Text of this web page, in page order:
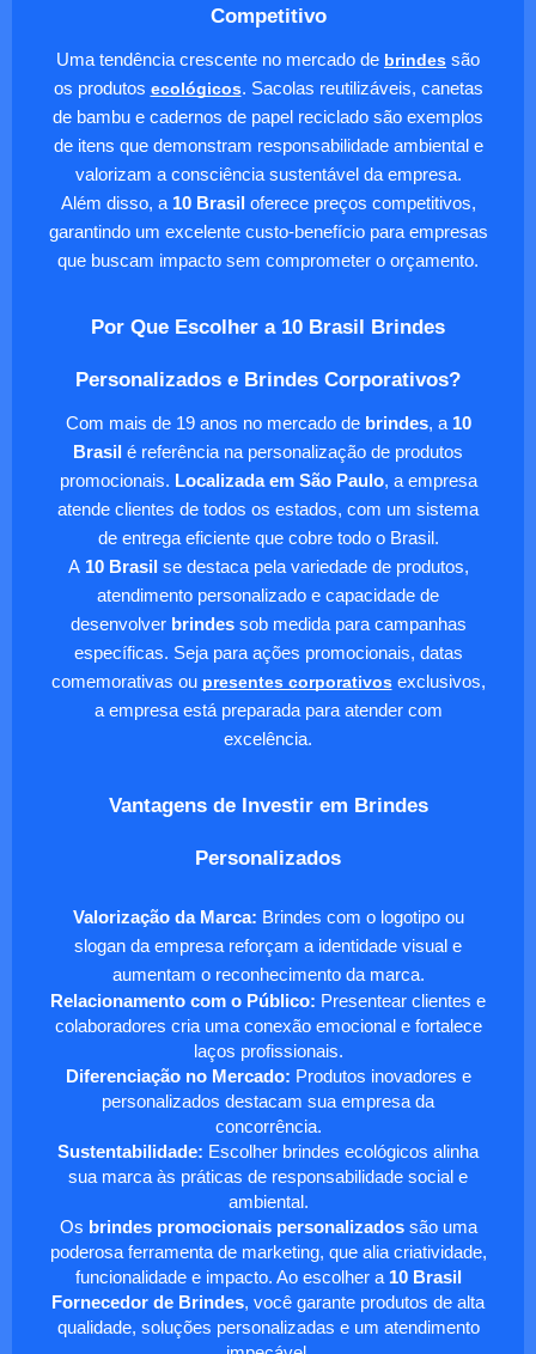
Competitivo
Uma tendência crescente no mercado de brindes são
os produtos ecológicos. Sacolas reutilizáveis, canetas
de bambu e cadernos de papel reciclado são exemplos
de itens que demonstram responsabilidade ambiental e
valorizam a consciência sustentável da empresa.
Além disso, a 10 Brasiloferece preços competitivos,
garantindo um excelente custo-benefício para empresas
que buscam impacto sem comprometer o orçamento.
Por Que Escolher a 10 Brasil Brindes
Personalizados e Brindes Corporativos?
Com mais de 19 anos no mercado de brindes, a 10
Brasil é referência na personalização de produtos
promocionais. Localizada em São Paulo, a empresa
atende clientes de todos os estados, com um sistema
de entrega eficiente que cobre todo o Brasil.
A10 Brasilse destaca pela variedade de produtos,
atendimento personalizado e capacidade de
desenvolver brindessob medida para campanhas
específicas. Seja para ações promocionais, datas
comemorativas ou presentes corporativosexclusivos,
a empresa está preparada para atender com
excelência.
Vantagens de Investir em Brindes
Personalizados
Valorização da Marca: Brindes com o logotipo ou
slogan da empresa reforçam a identidade visual e
aumentam o reconhecimento da marca.
Relacionamento com o Público: Presentear clientes e
colaboradores cria uma conexão emocional e fortalece
laços profissionais.
Diferenciação no Mercado: Produtos inovadores e
personalizados destacam sua empresa da
concorrência.
Sustentabilidade: Escolher brindes ecológicos alinha
sua marca às práticas de responsabilidade social e
ambiental.
Os brindes promocionais personalizadossão uma
poderosa ferramenta de marketing, que alia criatividade,
funcionalidade e impacto. Ao escolher a 10 Brasil
Fornecedor de Brindes, você garante produtos de alta
qualidade, soluções personalizadas e um atendimento